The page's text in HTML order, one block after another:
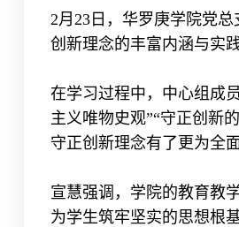
2月23日，华罗庚学院党
创新理念的丰富内涵与实
在学习过程中，中心组成
主义唯物史观”“守正创新
守正创新理念有了更为全
宣慧强调，学院的教育教
为学生筑牢坚实的思想根